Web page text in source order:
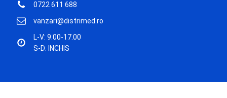
0722 611 688
vanzari@distrimed.ro
L-V: 9.00-17.00
S-D: INCHIS